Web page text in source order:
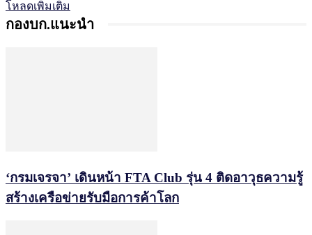
โหลดเพิ่มเติม
กองบก.แนะนำ
‘กรมเจรจา’ เดินหน้า FTA Club รุ่น 4 ติดอาวุธความรู้
สร้างเครือข่ายรับมือการค้าโลก